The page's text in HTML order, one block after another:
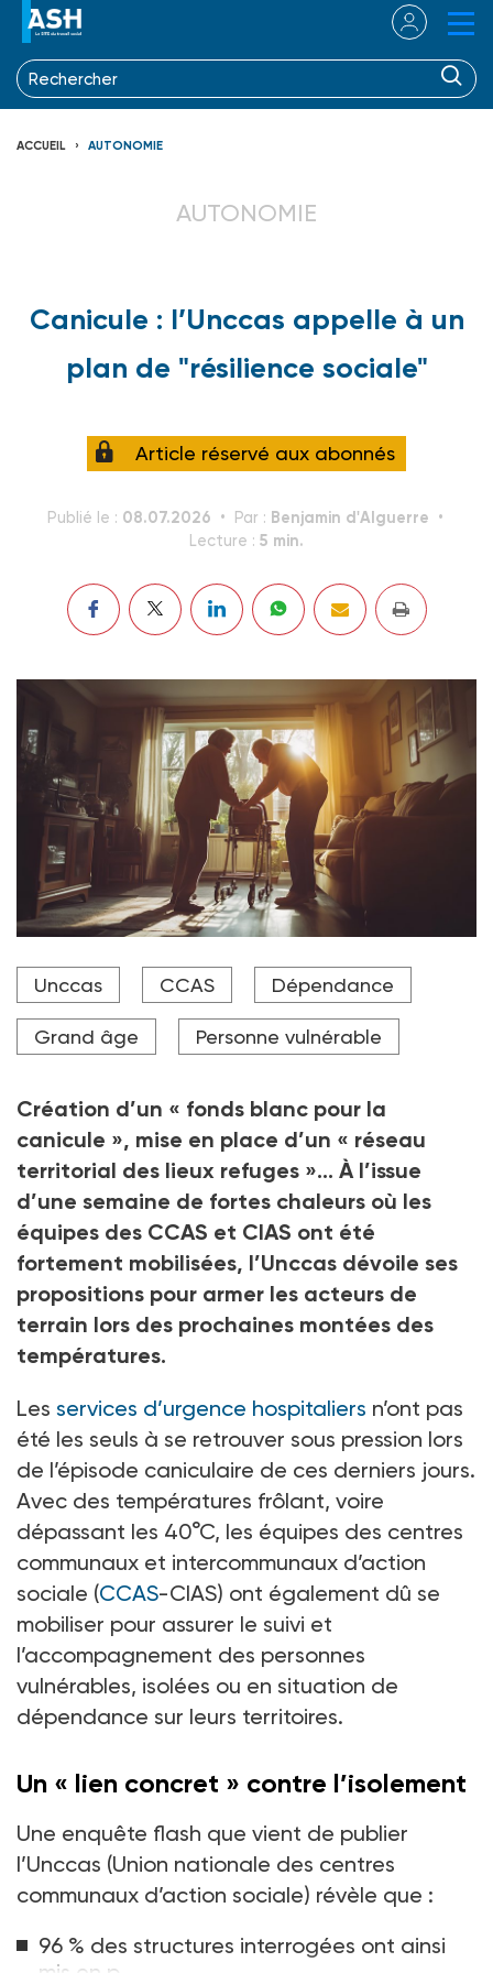
ACCUEIL AUTONOMIE
AUTONOMIE
Canicule : l’Unccas appelle à un
plan de "résilience sociale"
Article réservé aux abonnés
Publié le : 08.07.2026 Par : Benjamin d'Alguerre
Lecture : 5 min.
Lors du récent épisode caniculaire, seuls 33 % des
CCAS indiquaient avoir disposé des moyens
les personnes isolées vulnérables.
Unccas CCAS Dépendance
Grand âge Personne vulnérable
Création d’un « fonds blanc pour la
canicule », mise en place d’un « réseau
territorial des lieux refuges »… À l’issue
d’une semaine de fortes chaleurs où les
équipes des CCAS et CIAS ont été
fortement mobilisées, l’Unccas dévoile ses
propositions pour armer les acteurs de
terrain lors des prochaines montées des
températures.
Les services d’urgence hospitaliers n’ont pas
été les seuls à se retrouver sous pression lors
de l’épisode caniculaire de ces derniers jours.
Avec des températures frôlant, voire
dépassant les 40°C, les équipes des centres
communaux et intercommunaux d’action
sociale (CCAS-CIAS) ont également dû se
mobiliser pour assurer le suivi et
l’accompagnement des personnes
vulnérables, isolées ou en situation de
dépendance sur leurs territoires.
Un « lien concret » contre l’isolement
Une enquête flash que vient de publier
l’Unccas (Union nationale des centres
communaux d’action sociale) révèle que :
96 % des structures interrogées ont ainsi